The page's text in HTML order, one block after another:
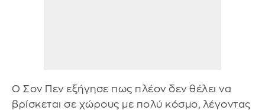
Ο Σον Πεν εξήγησε πως πλέον δεν θέλει να
βρίσκεται σε χώρους με πολύ κόσμο, λέγοντας